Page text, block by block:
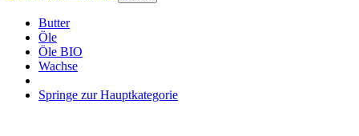
Butter
Öle
Öle BIO
Wachse
Springe zur Hauptkategorie